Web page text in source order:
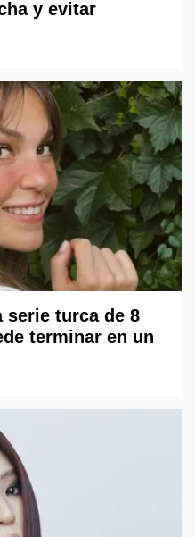
y evitar
serie turca de 8
terminar en un